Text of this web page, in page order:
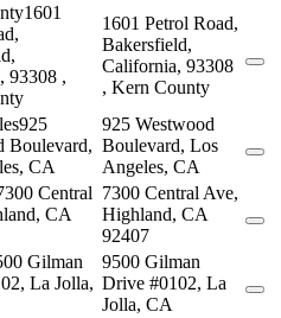
1601
93308 ,
1601 Petrol Road,
Bakersfield,
California, 93308
, Kern County
925
Boulevard,
CA
925 Westwood
Boulevard, Los
Angeles, CA
Central
CA
7300 Central Ave,
Highland, CA
92407
Gilman
La Jolla,
9500 Gilman
Drive #0102, La
Jolla, CA